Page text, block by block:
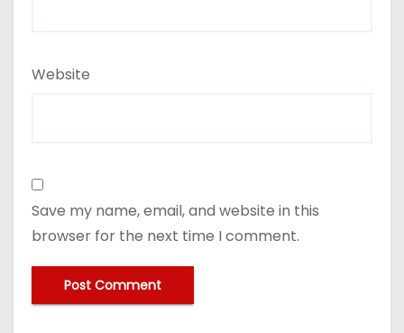
Website
Save my name, email, and website in this
browser for the next time I comment.